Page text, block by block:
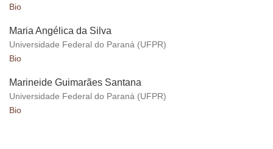
Bio
Maria Angélica da Silva
Universidade Federal do Paraná (UFPR)
Bio
Marineide Guimarães Santana
Universidade Federal do Paraná (UFPR)
Bio